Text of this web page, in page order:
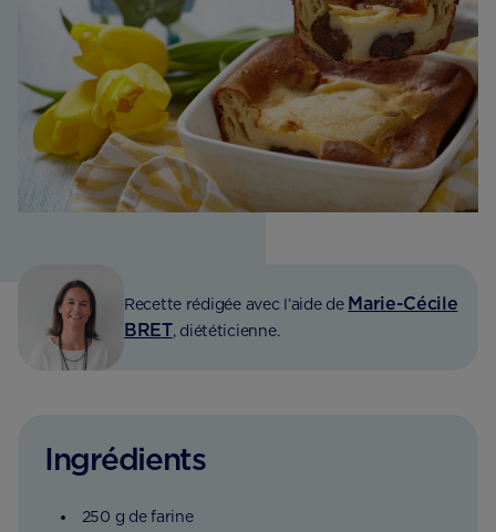
Recette rédigée avec l’aide de Marie-Cécile
BRET, diététicienne.
Ingrédients
250 g de farine